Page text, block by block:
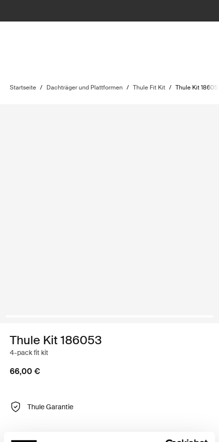
Startseite / Dachträger und Plattformen / Thule Fit Kit / Thule Kit
Thule Kit 186053
4-pack fit kit
66,00 €
Thule Garantie